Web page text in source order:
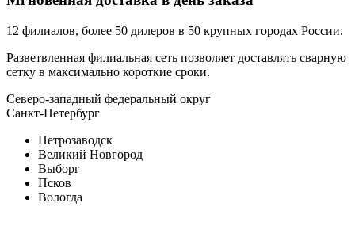
12 филиалов, более 50 дилеров в 50 крупных городах России.
Разветвленная филиальная сеть позволяет доставлять сварную
сетку в максимально короткие сроки.
Северо-западный федеральный округ
Санкт-Петербург
Петрозаводск
Великий Новгород
Выборг
Псков
Вологда